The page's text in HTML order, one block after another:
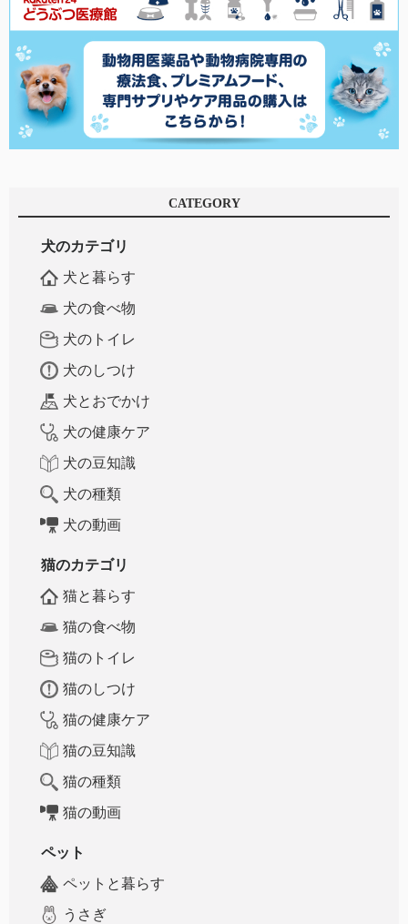
CATEGORY
犬のカテゴリ
犬と暮らす
犬の食べ物
犬のトイレ
犬のしつけ
犬とおでかけ
犬の健康ケア
犬の豆知識
犬の種類
犬の動画
猫のカテゴリ
猫と暮らす
猫の食べ物
猫のトイレ
猫のしつけ
猫の健康ケア
猫の豆知識
猫の種類
猫の動画
ペット
ペットと暮らす
うさぎ